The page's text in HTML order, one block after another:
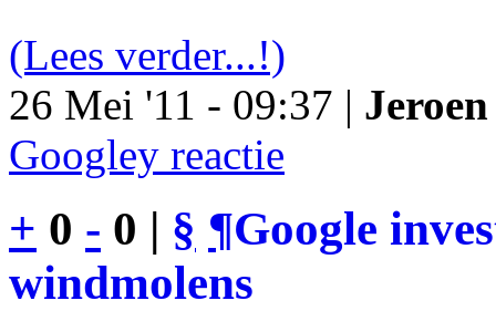
(Lees verder...!)
26 Mei '11 - 09:37 |
Googley reactie
+ 0 - 0 | § ¶Google
windmolens